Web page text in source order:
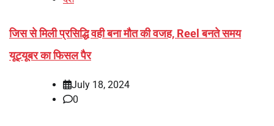
जिस से मिली प्रसिद्धि वही बना मौत की वजह, Reel बनते समय
यूट्यूबर का फिसल पैर
July 18, 2024
0